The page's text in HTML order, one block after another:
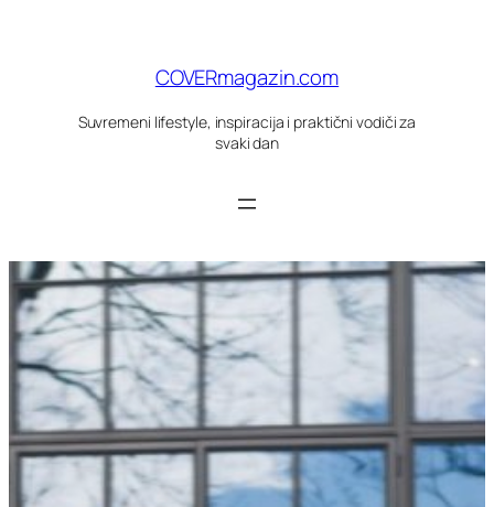
COVERmagazin.com
Suvremeni lifestyle, inspiracija i praktični vodiči za
svaki dan